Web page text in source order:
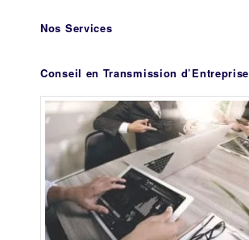
Nos Services
Conseil en Transmission d’Entreprise